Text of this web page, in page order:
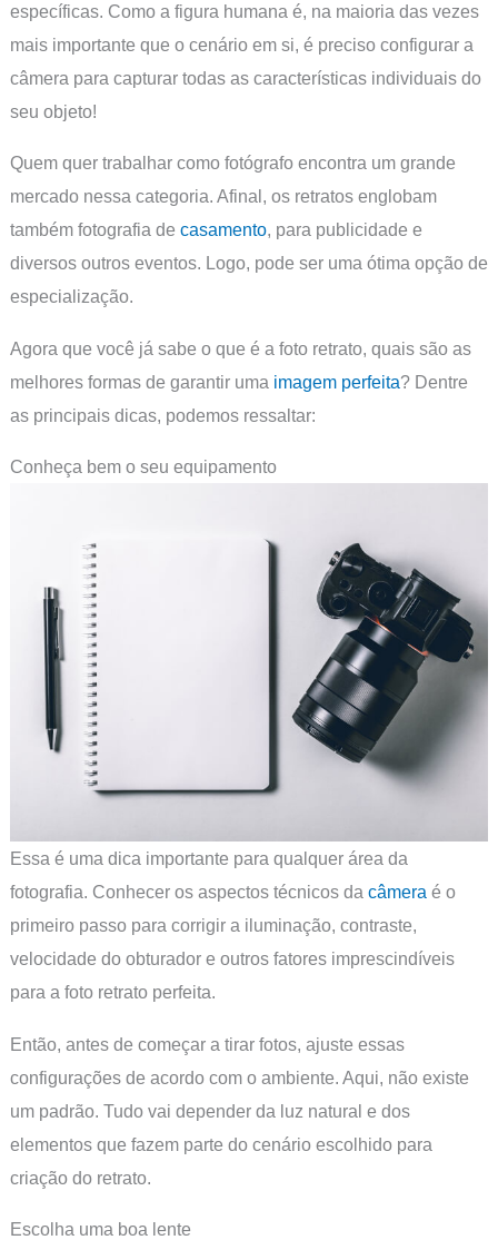
específicas. Como a figura humana é, na maioria das vezes
mais importante que o cenário em si, é preciso configurar a
câmera para capturar todas as características individuais do
seu objeto!
Quem quer trabalhar como fotógrafo encontra um grande
mercado nessa categoria. Afinal, os retratos englobam
também fotografia de casamento, para publicidade e
diversos outros eventos. Logo, pode ser uma ótima opção de
especialização.
Agora que você já sabe o que é a foto retrato, quais são as
melhores formas de garantir uma imagem perfeita? Dentre
as principais dicas, podemos ressaltar:
Conheça bem o seu equipamento
Essa é uma dica importante para qualquer área da
fotografia. Conhecer os aspectos técnicos da câmera é o
primeiro passo para corrigir a iluminação, contraste,
velocidade do obturador e outros fatores imprescindíveis
para a foto retrato perfeita.
Então, antes de começar a tirar fotos, ajuste essas
configurações de acordo com o ambiente. Aqui, não existe
um padrão. Tudo vai depender da luz natural e dos
elementos que fazem parte do cenário escolhido para
criação do retrato.
Escolha uma boa lente